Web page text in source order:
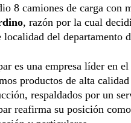
8 camiones de carga con
, razón por la cual
localidad del departamento
es una empresa líder en
productos de alta
respaldados por un
reafirma su posición